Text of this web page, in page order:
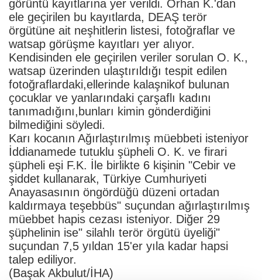
görüntü kayıtlarına yer verildi. Orhan K.'dan
ele geçirilen bu kayıtlarda, DEAŞ terör
örgütüne ait neşhitlerin listesi, fotoğraflar ve
watsap görüşme kayıtları yer alıyor.
Kendisinden ele geçirilen veriler sorulan O. K.,
watsap üzerinden ulaştırıldığı tespit edilen
fotoğraflardaki,ellerinde kalaşnikof bulunan
çocuklar ve yanlarındaki çarşaflı kadını
tanımadığını,bunları kimin gönderdiğini
bilmediğini söyledi.
Karı kocanın Ağırlaştırılmış müebbeti isteniyor
İddianamede tutuklu şüpheli O. K. ve firari
şüpheli eşi F.K. İle birlikte 6 kişinin "Cebir ve
şiddet kullanarak, Türkiye Cumhuriyeti
Anayasasının öngördüğü düzeni ortadan
kaldırmaya teşebbüs" suçundan ağırlaştırılmış
müebbet hapis cezası isteniyor. Diğer 29
şüphelinin ise" silahlı terör örgütü üyeliği"
suçundan 7,5 yıldan 15'er yıla kadar hapsi
talep ediliyor.
(Başak Akbulut/İHA)